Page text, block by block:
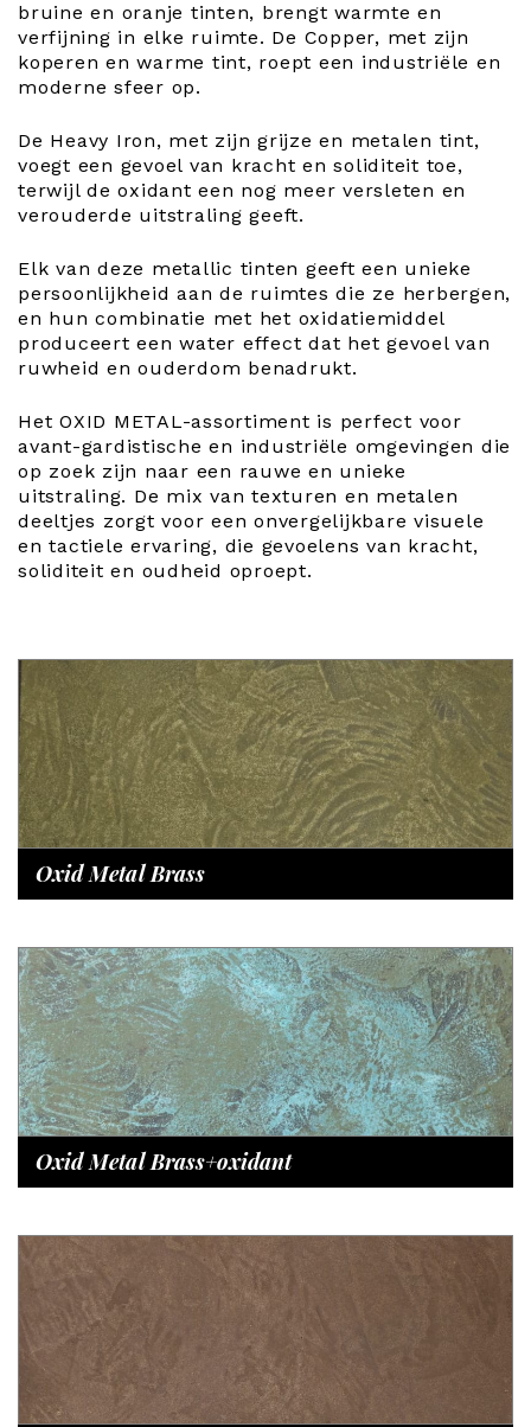
bruine en oranje tinten, brengt warmte en
verfijning in elke ruimte. De Copper, met zijn
koperen en warme tint, roept een industriële en
moderne sfeer op.
De Heavy Iron, met zijn grijze en metalen tint,
voegt een gevoel van kracht en soliditeit toe,
terwijl de oxidant een nog meer versleten en
verouderde uitstraling geeft.
Elk van deze metallic tinten geeft een unieke
persoonlijkheid aan de ruimtes die ze herbergen,
en hun combinatie met het oxidatiemiddel
produceert een water effect dat het gevoel van
ruwheid en ouderdom benadrukt.
Het OXID METAL-assortiment is perfect voor
avant-gardistische en industriële omgevingen die
op zoek zijn naar een rauwe en unieke
uitstraling. De mix van texturen en metalen
deeltjes zorgt voor een onvergelijkbare visuele
en tactiele ervaring, die gevoelens van kracht,
soliditeit en oudheid oproept.
Oxid Metal Brass
Oxid Metal Brass+oxidant